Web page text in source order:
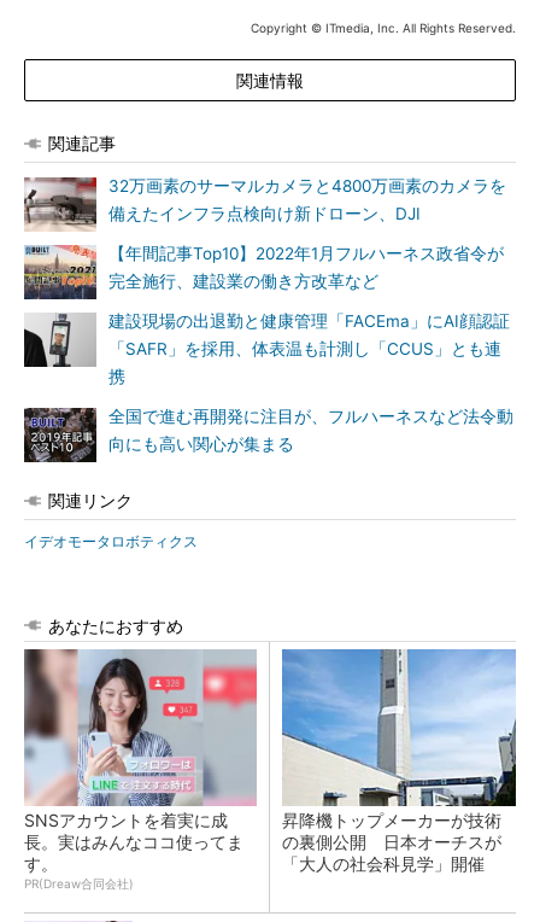
Copyright © ITmedia, Inc. All Rights Reserved.
関連情報
関連記事
32万画素のサーマルカメラと4800万画素のカメラを
備えたインフラ点検向け新ドローン、DJI
【年間記事Top10】2022年1月フルハーネス政省令が
完全施行、建設業の働き方改革など
建設現場の出退勤と健康管理「FACEma」にAI顔認証
「SAFR」を採用、体表温も計測し「CCUS」とも連
携
全国で進む再開発に注目が、フルハーネスなど法令動
向にも高い関心が集まる
関連リンク
イデオモータロボティクス
あなたにおすすめ
SNSアカウントを着実に成
長。実はみんなココ使ってま
す。
PR(Dreaw合同会社)
昇降機トップメーカーが技術
の裏側公開 日本オーチスが
「大人の社会科見学」開催